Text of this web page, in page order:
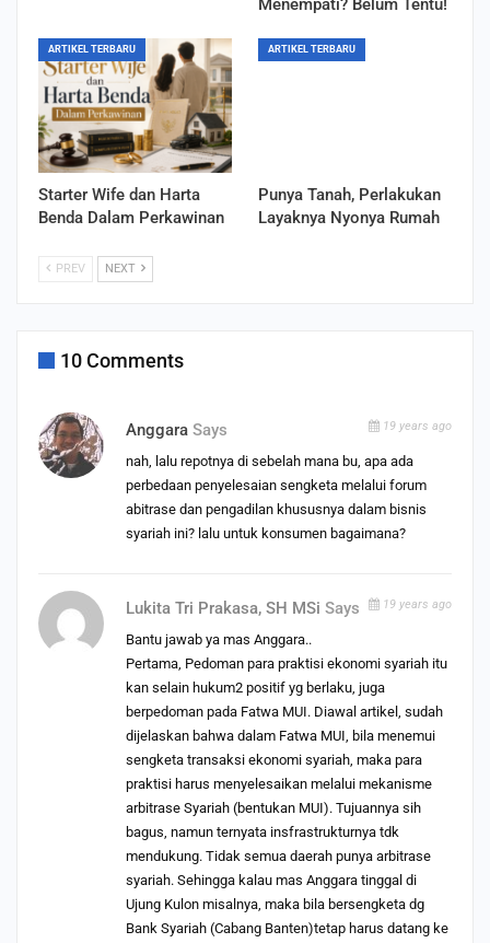
ARTIKEL TERBARU
Starter Wife dan Harta
Benda Dalam Perkawinan
ARTIKEL TERBARU
Punya Tanah, Perlakukan
Layaknya Nyonya Rumah
PREV NEXT
10 Comments
Anggara Says 19 years ago
nah, lalu repotnya di sebelah mana bu, apa ada
perbedaan penyelesaian sengketa melalui forum
abitrase dan pengadilan khususnya dalam bisnis
syariah ini? lalu untuk konsumen bagaimana?
Lukita Tri Prakasa, SH MSi Says 19 years ago
Bantu jawab ya mas Anggara..
Pertama, Pedoman para praktisi ekonomi syariah itu
kan selain hukum2 positif yg berlaku, juga
berpedoman pada Fatwa MUI. Diawal artikel, sudah
dijelaskan bahwa dalam Fatwa MUI, bila menemui
sengketa transaksi ekonomi syariah, maka para
praktisi harus menyelesaikan melalui mekanisme
arbitrase Syariah (bentukan MUI). Tujuannya sih
bagus, namun ternyata insfrastrukturnya tdk
mendukung. Tidak semua daerah punya arbitrase
syariah. Sehingga kalau mas Anggara tinggal di
Ujung Kulon misalnya, maka bila bersengketa dg
Bank Syariah (Cabang Banten)tetap harus datang ke